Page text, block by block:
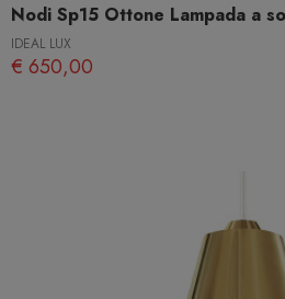
Nodi Sp15 Ottone Lampada a
IDEAL LUX
€ 650,00